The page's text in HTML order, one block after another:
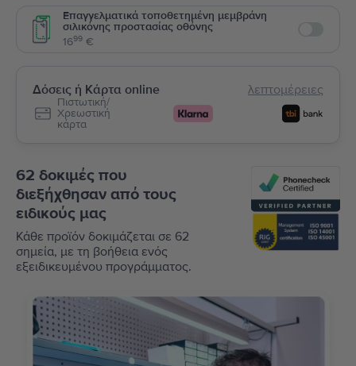
Επαγγελματικά τοποθετημένη μεμβράνη
σιλικόνης προστασίας οθόνης
1699 €
Δόσεις ή Κάρτα online λεπτομέρειες
Πιστωτική/
Χρεωστική
κάρτα
62 δοκιμές που
διεξήχθησαν από τους
ειδικούς μας
Κάθε προϊόν δοκιμάζεται σε 62
σημεία, με τη βοήθεια ενός
εξειδικευμένου προγράμματος.